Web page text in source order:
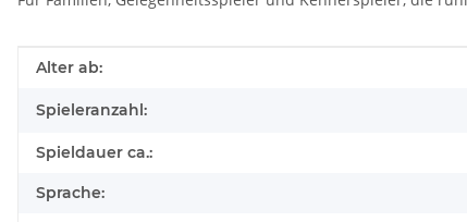
Produkteigenschaft
Wert
Alter ab:
Spieleranzahl:
Spieldauer ca.:
Sprache: